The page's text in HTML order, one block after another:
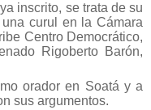
inscrito, se trata de su
curul en la Cámara
Centro Democrático,
Rigoberto Barón,
orador en Soatá y a
sus argumentos.